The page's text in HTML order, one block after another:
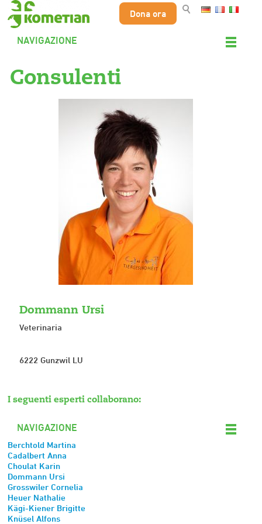
Dona ora
NAVIGAZIONE
Consulenti
Dommann Ursi
Veterinaria
6222 Gunzwil LU
I seguenti esperti collaborano:
NAVIGAZIONE
Berchtold Martina
Cadalbert Anna
Choulat Karin
Dommann Ursi
Grosswiler Cornelia
Heuer Nathalie
Kägi-Kiener Brigitte
Knüsel Alfons